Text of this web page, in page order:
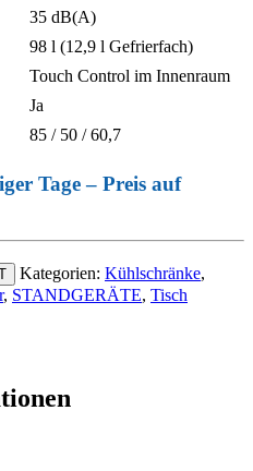
35 dB(A)
98 l (12,9 l Gefrierfach)
Touch Control im Innenraum
Ja
85 / 50 / 60,7
Tage – Preis auf
Kategorien: Kühlschränke,
, STANDGERÄTE, Tisch